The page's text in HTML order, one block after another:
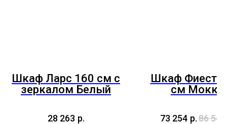
Шкаф Ларс 160 см с
зеркалом Белый
28 263 р.
Шкаф Фиеста
см Мокко
73 254 р.86 540